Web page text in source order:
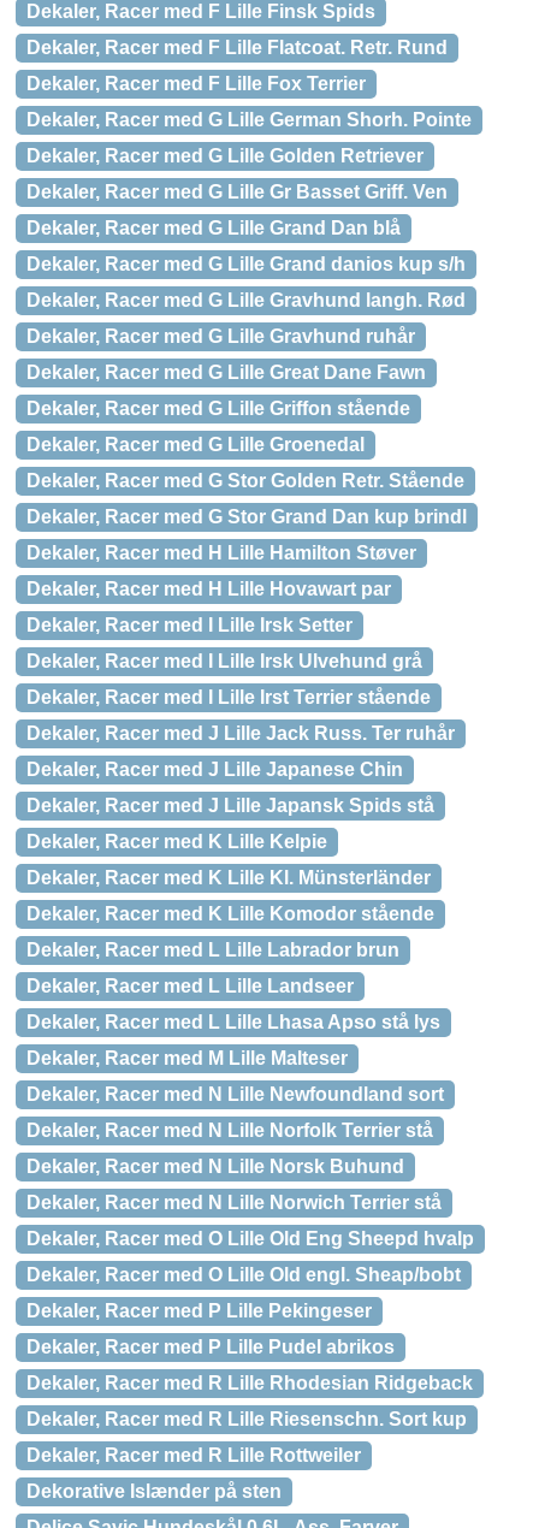
Dekaler, Racer med F Lille Finsk Spids
Dekaler, Racer med F Lille Flatcoat. Retr. Rund
Dekaler, Racer med F Lille Fox Terrier
Dekaler, Racer med G Lille German Shorh. Pointe
Dekaler, Racer med G Lille Golden Retriever
Dekaler, Racer med G Lille Gr Basset Griff. Ven
Dekaler, Racer med G Lille Grand Dan blå
Dekaler, Racer med G Lille Grand danios kup s/h
Dekaler, Racer med G Lille Gravhund langh. Rød
Dekaler, Racer med G Lille Gravhund ruhår
Dekaler, Racer med G Lille Great Dane Fawn
Dekaler, Racer med G Lille Griffon stående
Dekaler, Racer med G Lille Groenedal
Dekaler, Racer med G Stor Golden Retr. Stående
Dekaler, Racer med G Stor Grand Dan kup brindl
Dekaler, Racer med H Lille Hamilton Støver
Dekaler, Racer med H Lille Hovawart par
Dekaler, Racer med I Lille Irsk Setter
Dekaler, Racer med I Lille Irsk Ulvehund grå
Dekaler, Racer med I Lille Irst Terrier stående
Dekaler, Racer med J Lille Jack Russ. Ter ruhår
Dekaler, Racer med J Lille Japanese Chin
Dekaler, Racer med J Lille Japansk Spids stå
Dekaler, Racer med K Lille Kelpie
Dekaler, Racer med K Lille Kl. Münsterländer
Dekaler, Racer med K Lille Komodor stående
Dekaler, Racer med L Lille Labrador brun
Dekaler, Racer med L Lille Landseer
Dekaler, Racer med L Lille Lhasa Apso stå lys
Dekaler, Racer med M Lille Malteser
Dekaler, Racer med N Lille Newfoundland sort
Dekaler, Racer med N Lille Norfolk Terrier stå
Dekaler, Racer med N Lille Norsk Buhund
Dekaler, Racer med N Lille Norwich Terrier stå
Dekaler, Racer med O Lille Old Eng Sheepd hvalp
Dekaler, Racer med O Lille Old engl. Sheap/bobt
Dekaler, Racer med P Lille Pekingeser
Dekaler, Racer med P Lille Pudel abrikos
Dekaler, Racer med R Lille Rhodesian Ridgeback
Dekaler, Racer med R Lille Riesenschn. Sort kup
Dekaler, Racer med R Lille Rottweiler
Dekorative Islænder på sten